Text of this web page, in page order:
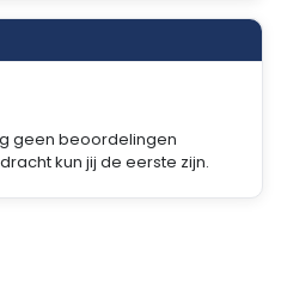
geen beoordelingen
kun jij de eerste zijn.